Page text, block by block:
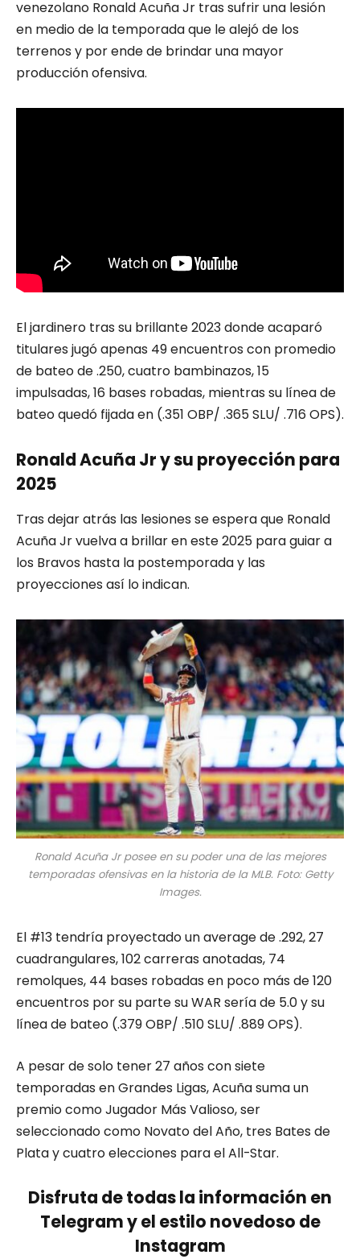
venezolano Ronald Acuña Jr tras sufrir una lesión
en medio de la temporada que le alejó de los
terrenos y por ende de brindar una mayor
producción ofensiva.
El jardinero tras su brillante 2023 donde acaparó
titulares jugó apenas 49 encuentros con promedio
de bateo de .250, cuatro bambinazos, 15
impulsadas, 16 bases robadas, mientras su línea de
bateo quedó fijada en (.351 OBP/ .365 SLU/ .716 OPS).
Ronald Acuña Jr y su proyección para
2025
Tras dejar atrás las lesiones se espera que Ronald
Acuña Jr vuelva a brillar en este 2025 para guiar a
los Bravos hasta la postemporada y las
proyecciones así lo indican.
Ronald Acuña Jr posee en su poder una de las mejores
temporadas ofensivas en la historia de la MLB. Foto: Getty
Images.
El #13 tendría proyectado un average de .292, 27
cuadrangulares, 102 carreras anotadas, 74
remolques, 44 bases robadas en poco más de 120
encuentros por su parte su WAR sería de 5.0 y su
línea de bateo (.379 OBP/ .510 SLU/ .889 OPS).
A pesar de solo tener 27 años con siete
temporadas en Grandes Ligas, Acuña suma un
premio como Jugador Más Valioso, ser
seleccionado como Novato del Año, tres Bates de
Plata y cuatro elecciones para el All-Star.
Disfruta de todas la información en
Telegram y el estilo novedoso de
Instagram